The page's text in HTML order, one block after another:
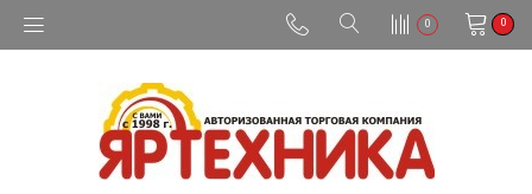
0 0